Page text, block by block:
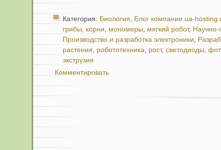
Категория: Биология, Блог компании ua-
грибы, корни, мономеры, мягкий робот, Научно-
Производство и разработка электроники,
растения, робототехника, рост, светодиоды,
экструзия
Комментировать